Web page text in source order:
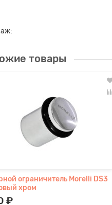
товары
ограничитель Morelli DS3
хром
₽